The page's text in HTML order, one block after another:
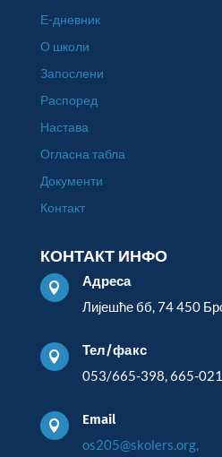
Е-дневник
О школи
Запослени
Распоред
Настава
Огласна табла
Документи
Контакт
КОНТАКТ ИНФО

Адреса
Лијешће бб, 74 450

Тел/факс
053/665-398, 665-021

Email
os205@skolers.org,